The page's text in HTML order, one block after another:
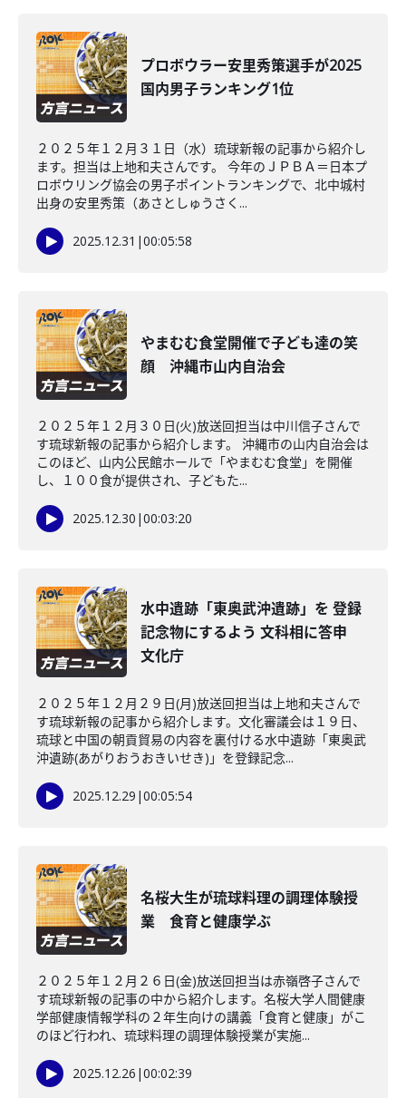
プロボウラー安里秀策選手が2025
国内男子ランキング1位
２０２５年１２月３１日（水）琉球新報の記事から紹介し
ます。担当は上地和夫さんです。 今年のＪＰＢＡ＝日本プ
ロボウリング協会の男子ポイントランキングで、北中城村
出身の安里秀策（あさとしゅうさく...
2025.12.31 |00:05:58
やまむむ食堂開催で子ども達の笑
顔 沖縄市山内自治会
２０２５年１２月３０日(火)放送回担当は中川信子さんで
す琉球新報の記事から紹介します。 沖縄市の山内自治会は
このほど、山内公民館ホールで「やまむむ食堂」を開催
し、１００食が提供され、子どもた...
2025.12.30 |00:03:20
水中遺跡「東奥武沖遺跡」を 登録
記念物にするよう 文科相に答申
文化庁
２０２５年１２月２９日(月)放送回担当は上地和夫さんで
す琉球新報の記事から紹介します。文化審議会は１９日、
琉球と中国の朝貢貿易の内容を裏付ける水中遺跡「東奥武
沖遺跡(あがりおうおきいせき)」を登録記念...
2025.12.29 |00:05:54
名桜大生が琉球料理の調理体験授
業 食育と健康学ぶ
２０２５年１２月２６日(金)放送回担当は赤嶺啓子さんで
す琉球新報の記事の中から紹介します。名桜大学人間健康
学部健康情報学科の２年生向けの講義「食育と健康」がこ
のほど行われ、琉球料理の調理体験授業が実施...
2025.12.26 |00:02:39